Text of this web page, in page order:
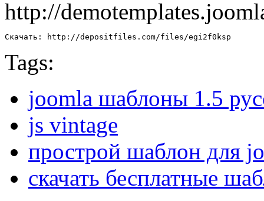
http://
Скачать: http://depositfiles.com/files/egi2f0ksp
Tags:
joomla шаблоны 1.5
js vintage
прострой шаблон для
скачать бесплатные